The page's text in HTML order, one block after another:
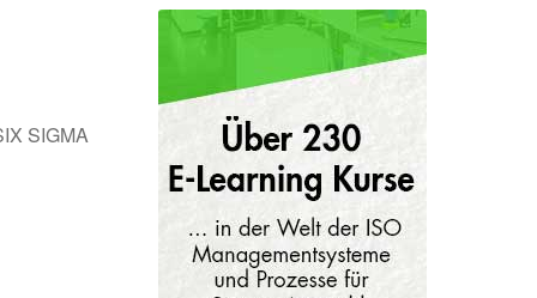
SIGMA